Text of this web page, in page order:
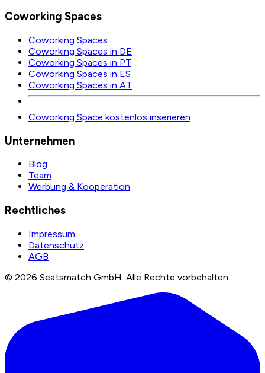
Coworking Spaces
Coworking Spaces
Coworking Spaces in DE
Coworking Spaces in PT
Coworking Spaces in ES
Coworking Spaces in AT
Coworking Space kostenlos inserieren
Unternehmen
Blog
Team
Werbung & Kooperation
Rechtliches
Impressum
Datenschutz
AGB
© 2026 Seatsmatch GmbH. Alle Rechte vorbehalten.